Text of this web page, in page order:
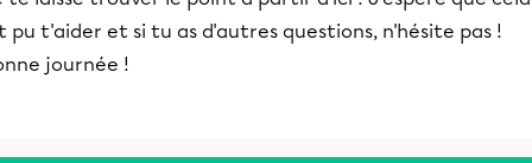
pu t'aider et si tu as d'autres questions, n'hésite pas !
journée !